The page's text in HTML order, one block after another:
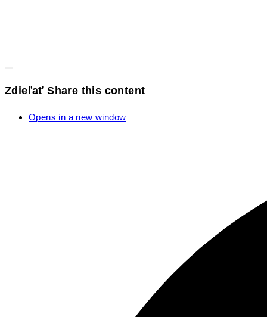
Zdieľať Share this content
Opens in a new window